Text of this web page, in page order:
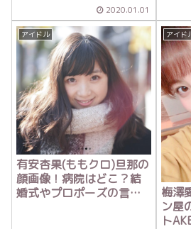
2020.01.01
アイドル
有安杏果(ももクロ)旦那の
顔画像！病院はどこ？結
婚式やプロポーズの言葉
アイド
梅澤
ン屋
ト